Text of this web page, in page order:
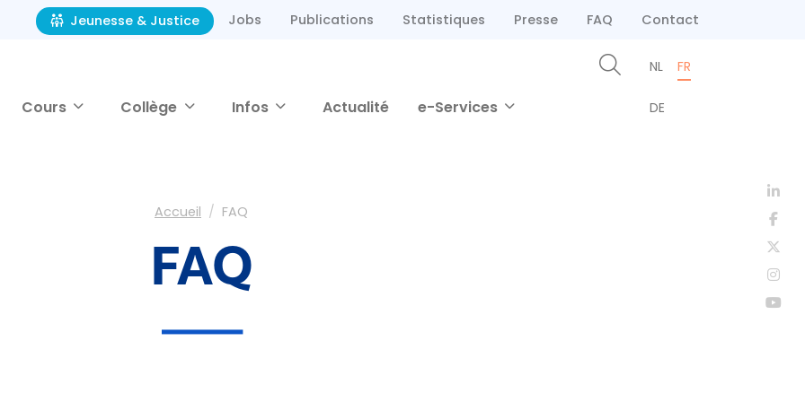
Jeunesse & Justice Jobs Publications Statistiques Presse FAQ Contact
Cours Collège Infos Actualité e-Services
NL FR
DE
Accueil FAQ
FAQ